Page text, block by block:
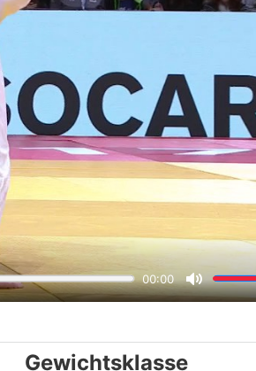
Gewichtsklasse